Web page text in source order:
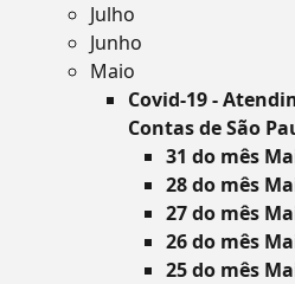
Julho
Junho
Maio
Covid-19 -
Contas de São
31 do mês
28 do mês
27 do mês
26 do mês
25 do mês